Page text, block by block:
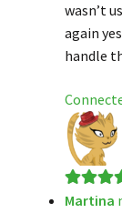
wasn’t
again
handle
Note5
Martina